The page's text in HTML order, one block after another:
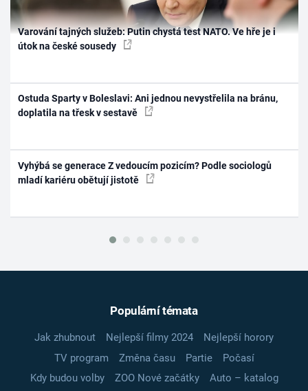
Varování tajných služeb: Putin chystá test NATO. Ve hře je i
útok na české sousedy
Ostuda Sparty v Boleslavi: Ani jednou nevystřelila na bránu,
doplatila na třesk v sestavě
Vyhýbá se generace Z vedoucím pozicím? Podle sociologů
mladí kariéru obětují jistotě
Populární témata
Jak zhubnout Nejlepší filmy 2024
Nejlepší horory
TV program
Změna času Partie
Počasí
Kdy budou volby
ZOO Nové začátky
Auto – katalog